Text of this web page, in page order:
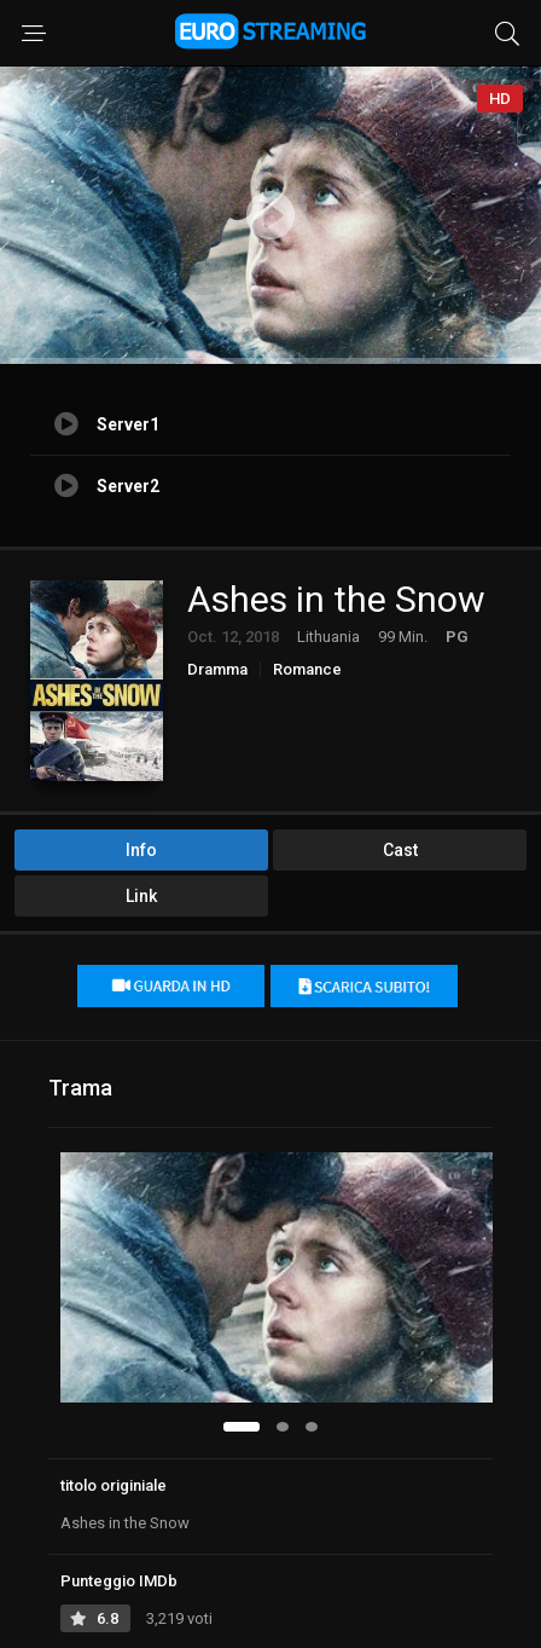
HD
Server1
Server2
Ashes in the Snow
Oct. 12, 2018 Lithuania 99 Min.
PG
Dramma
Romance
Info Cast
Link
Trama
titolo originiale
Ashes in the Snow
Punteggio IMDb
6.8 3,219 voti